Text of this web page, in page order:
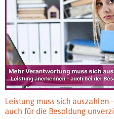
Leistung muss sich auszahlen
auch für die Besoldung